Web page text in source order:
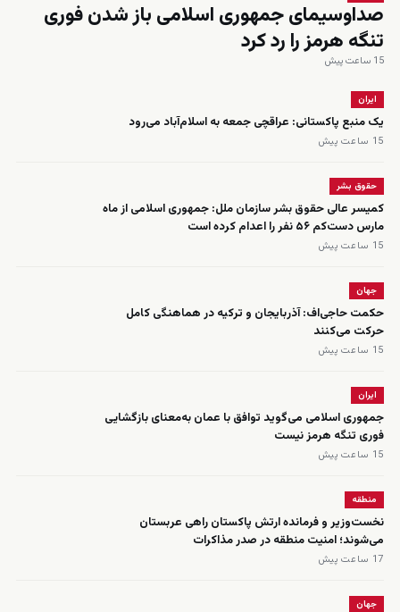
صداوسیمای جمهوری اسلامی باز شدن فوری
تنگه هرمز را رد کرد
15 ساعت پیش
ایران
یک منبع پاکستانی: عراقچی جمعه به اسلام‌آباد می‌رود
15 ساعت پیش
حقوق بشر
کمیسر عالی حقوق بشر سازمان ملل: جمهوری اسلامی از ماه
مارس دست‌کم ۵۶ نفر را اعدام کرده است
15 ساعت پیش
جهان
حکمت حاجی‌اف: آذربایجان و ترکیه در هماهنگی کامل
حرکت می‌کنند
15 ساعت پیش
ایران
جمهوری اسلامی می‌گوید توافق با عمان به‌معنای بازگشایی
فوری تنگه هرمز نیست
15 ساعت پیش
منطقه
نخست‌وزیر و فرمانده ارتش پاکستان راهی عربستان
می‌شوند؛ امنیت منطقه در صدر مذاکرات
17 ساعت پیش
جهان